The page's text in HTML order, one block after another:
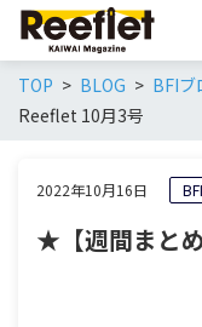
TOP BLOG BFIブ
Reeflet 10月3号
2022年10月16日
★【週間まと